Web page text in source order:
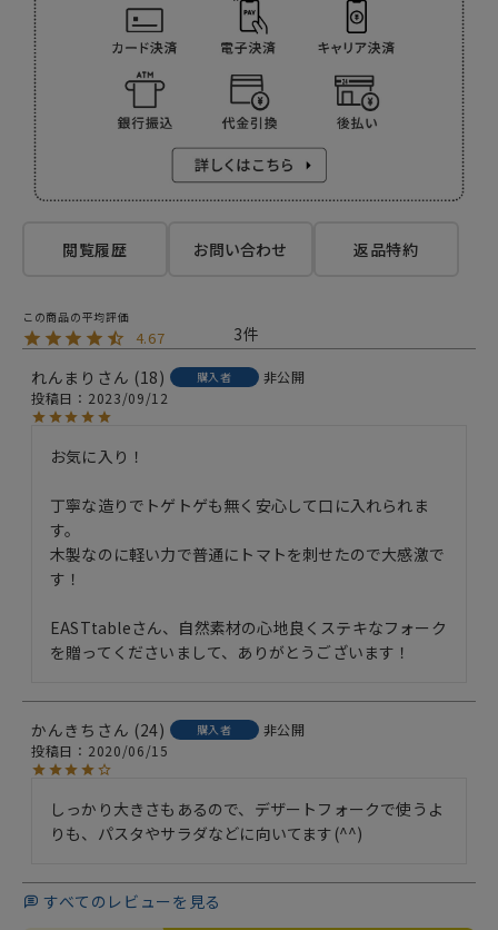
閲覧履歴 お問い合わせ 返品特約
4.67
3
れんまり
18 購入者
非公開
投稿日
2023/09/12
お気に入り！
丁寧な造りでトゲトゲも無く安心して口に入れられま
す。
木製なのに軽い力で普通にトマトを刺せたので大感激で
す！
EASTtableさん、自然素材の心地良くステキなフォーク
を贈ってくださいまして、ありがとうございます！
かんきち 24 購入者
非公開
投稿日
2020/06/15
しっかり大きさもあるので、デザートフォークで使うよ
りも、パスタやサラダなどに向いてます(^^)
すべてのレビューを見る